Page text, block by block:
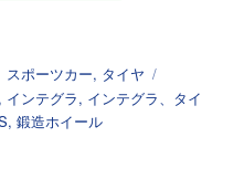
カ
テ
ゴ
スポーツカー, タイヤ
グ
, インテグラ, インテグラ、タイ
,鍛造ホイール